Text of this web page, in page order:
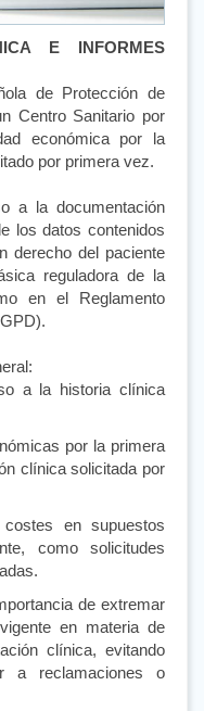
E INFORMES
de Protección de
Centro Sanitario por
económica por la
por primera vez.
a la documentación
los datos contenidos
derecho del paciente
reguladora de la
en el Reglamento
a la historia clínica
por la primera
clínica solicitada por
costes en supuestos
como solicitudes
de extremar
en materia de
clínica, evitando
a reclamaciones o